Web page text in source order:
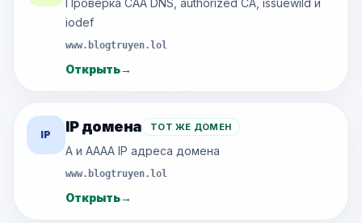
Проверка CAA DNS, authorized CA, issuewild и
iodef
www.blogtruyen.lol
Открыть→
IP IP домена ТОТ ЖЕ ДОМЕН
A и AAAA IP адреса домена
www.blogtruyen.lol
Открыть→